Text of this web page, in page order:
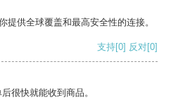
提供全球覆盖和最高安全性的连接。
支持[0] 反对[0]
很快就能收到商品。